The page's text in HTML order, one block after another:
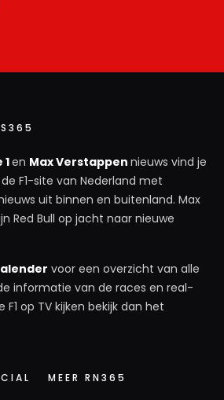
en Max Verstappen nieuws vind je
F1-site van Nederland met
uit binnen en buitenland. Max
Red Bull op jacht naar nieuwe
voor een overzicht van alle
informatie van de races en real-
op TV kijken bekijk dan het
MEER RN365